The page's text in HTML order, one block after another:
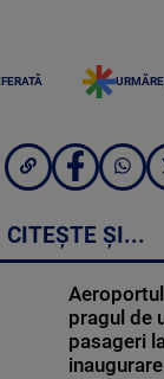
CITEȘTE ȘI...
pragul de
pasageri
inaugurare